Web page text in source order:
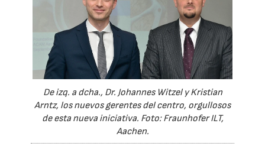
De izq. a dcha., Dr. Johannes Witzel y Kristian
Arntz, los nuevos gerentes del centro, orgullosos
de esta nueva iniciativa. Foto: Fraunhofer ILT,
Aachen.